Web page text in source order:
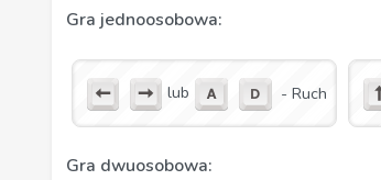
Gra jednoosobowa:
lub - Ruch
Gra dwuosobowa: